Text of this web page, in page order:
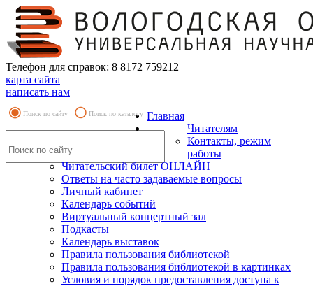
Телефон для справок: 8 8172 759212
карта сайта
написать нам
Поиск по сайту Поиск по каталогу Главная
Читателям
Контакты, режим
работы
Читательский билет ОНЛАЙН
Ответы на часто задаваемые вопросы
Личный кабинет
Календарь событий
Виртуальный концертный зал
Подкасты
Календарь выставок
Правила пользования библиотекой
Правила пользования библиотекой в картинках
Условия и порядок предоставления доступа к